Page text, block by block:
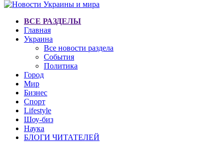
ВСЕ РАЗДЕЛЫ
Главная
Украина
Все новости раздела
События
Политика
Город
Мир
Бизнес
Спорт
Lifestyle
Шоу-биз
Наука
БЛОГИ ЧИТАТЕЛЕЙ